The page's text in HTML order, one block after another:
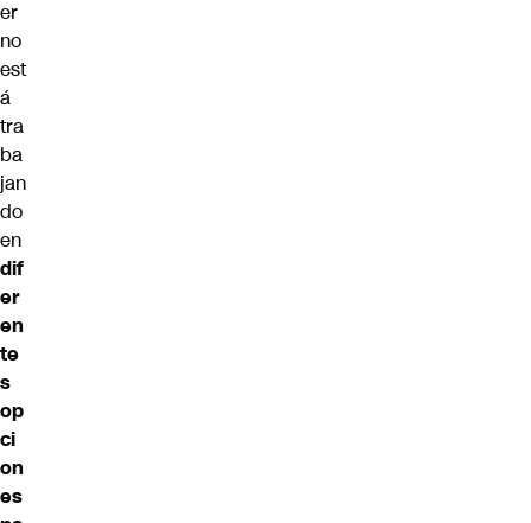
er
no
est
á
tra
ba
jan
do
en
dif
er
en
te
s
op
ci
on
es